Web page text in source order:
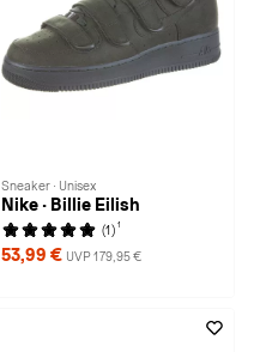
Sneaker · Unisex
Nike · Billie Eilish
(1) 1
53,99 € UVP 179,95 €